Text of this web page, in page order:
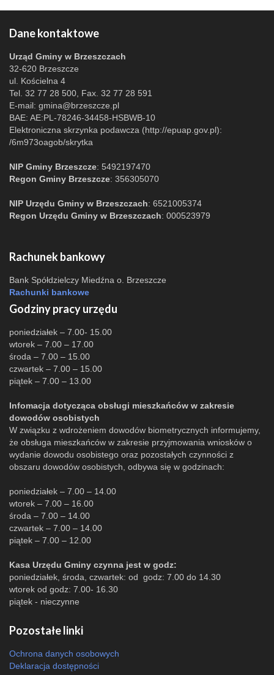
Dane kontaktowe
Urząd Gminy w Brzeszczach
32-620 Brzeszcze
ul. Kościelna 4
Tel. 32 77 28 500, Fax. 32 77 28 591
E-mail: gmina@brzeszcze.pl
BAE: AE:PL-78246-34458-HSBWB-10
Elektroniczna skrzynka podawcza (http://epuap.gov.pl):
/6m973oagob/skrytka
NIP Gminy Brzeszcze: 5492197470
Regon Gminy Brzeszcze: 356305070
NIP Urzędu Gminy w Brzeszczach: 6521005374
Regon Urzędu Gminy w Brzeszczach: 000523979
Rachunek bankowy
Bank Spółdzielczy Miedźna o. Brzeszcze
Rachunki bankowe
Godziny pracy urzędu
poniedziałek – 7.00- 15.00
wtorek – 7.00 – 17.00
środa – 7.00 – 15.00
czwartek – 7.00 – 15.00
piątek – 7.00 – 13.00
Infomacja dotycząca obsługi mieszkańców w zakresie
dowodów osobistych
W związku z wdrożeniem dowodów biometrycznych informujemy,
że obsługa mieszkańców w zakresie przyjmowania wniosków o
wydanie dowodu osobistego oraz pozostałych czynności z
obszaru dowodów osobistych, odbywa się w godzinach:
poniedziałek – 7.00 – 14.00
wtorek – 7.00 – 16.00
środa – 7.00 – 14.00
czwartek – 7.00 – 14.00
piątek – 7.00 – 12.00
Kasa Urzędu Gminy czynna jest w godz:
poniedziałek, środa, czwartek: od godz: 7.00 do 14.30
wtorek od godz: 7.00- 16.30
piątek - nieczynne
Pozostałe linki
Ochrona danych osobowych
Deklaracja dostępności